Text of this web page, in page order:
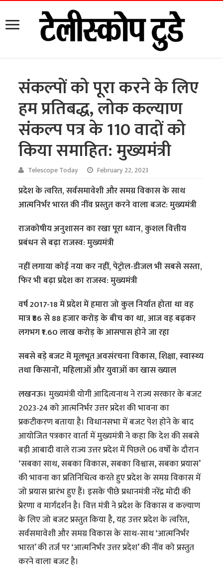
संकल्पों को पूरा करने के लिए
हम प्रतिबद्ध, लोक कल्याण
संकल्प पत्र के 110 वादों को
किया समाहित: मुख्यमंत्री
Telescope Today February 22, 2023
प्रदेश के त्वरित, सर्वसमावेशी और समग्र विकास के साथ
आत्मनिर्भर भारत की नींव प्रस्तुत करने वाला बजट: मुख्यमंत्री
राजकोषीय अनुशासन का रखा पूरा ध्यान, कुशल वित्तीय
प्रबंधन से बढ़ा राजस्व: मुख्यमंत्री
नहीं लगाया कोई नया कर नहीं, पेट्रोल-डीजल भी सबसे सस्ता,
फिर भी बढ़ा प्रदेश का राजस्व: मुख्यमंत्री
वर्ष 2017-18 में प्रदेश में हमारा जो कुल निर्यात होता था वह
मात्र ₹86 से 88 हजार करोड़ के बीच का था, आज वह बढ़कर
लगभग ₹1.60 लाख करोड़ के आसपास होने जा रहा
सबसे बड़े बजट में मूलभूत अवसंरचना विकास, शिक्षा, स्‍वास्‍थ्‍य
तथा किसानों, महिलाओं और युवाओं का खास ख्याल
लखनऊ।मुख्यमंत्री योगी आदित्यनाथ ने राज्य सरकार के बजट
2023-24 को आत्मनिर्भर उत्तर प्रदेश की भावना का
प्रकटीकरण बताया है। विधानसभा में बजट पेश होने के बाद
आयोजित पत्रकार वार्ता में मुख्यमंत्री ने कहा कि देश की सबसे
बड़ी आबादी वाले राज्य उत्तर प्रदेश में पिछले 06 वर्षों के दौरान
‘सबका साथ, सबका विकास, सबका विश्वास, सबका प्रयास’
की भावना का प्रतिनिधित्व करते हुए प्रदेश के समग्र विकास में
जो प्रयास प्रारंभ हुए हैं। इसके पीछे प्रधानमंत्री नरेंद्र मोदी की
प्रेरणा व मार्गदर्शन है। वित्त मंत्री ने प्रदेश के विकास व कल्याण
के लिए जो बजट प्रस्तुत किया है, यह उत्तर प्रदेश के त्वरित,
सर्वसमावेशी और समग्र विकास के साथ-साथ ‘आत्मनिर्भर
भारत’ की तर्ज पर ‘आत्मनिर्भर उत्तर प्रदेश’ की नींव को प्रस्तुत
करने वाला बजट है।